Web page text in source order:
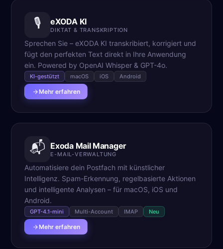
🎙️ eXODA KI
DIKTAT & TRANSKRIPTION
Sprechen Sie – eXODA KI transkribiert, korrigiert und
fügt den perfekten Text direkt in Ihre Anwendung
ein. Powered by OpenAI Whisper & GPT-4o.
KI-gestützt macOS iOS Android
Mehr erfahren
📬 Exoda Mail Manager
E-MAIL-VERWALTUNG
Automatisiere dein Postfach mit künstlicher
Intelligenz. Spam-Erkennung, regelbasierte Aktionen
und intelligente Analysen – für macOS, iOS und
Android.
GPT-4.1-mini Multi-Account IMAP Neu
Mehr erfahren